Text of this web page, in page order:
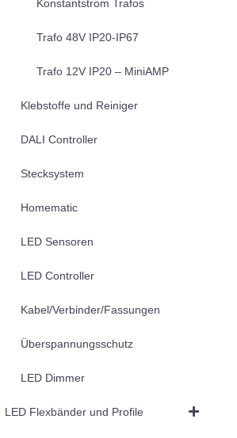
Konstantstrom Trafos
Trafo 48V IP20-IP67
Trafo 12V IP20 – MiniAMP
Klebstoffe und Reiniger
DALI Controller
Stecksystem
Homematic
LED Sensoren
LED Controller
Kabel/Verbinder/Fassungen
Überspannungsschutz
LED Dimmer
LED Flexbänder und Profile